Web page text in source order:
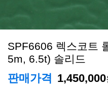
SPF6606 렉스코트
5m, 6.5t) 솔리드
판매가격 1,450,000